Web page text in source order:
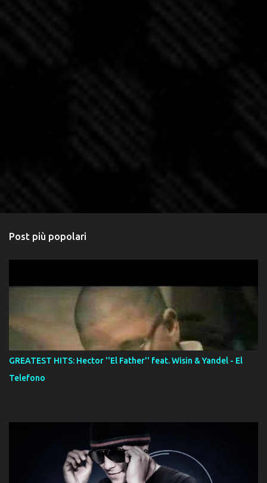
Post più popolari
GREATEST HITS: Hector ''El Father'' feat. Wisin & Yandel - El
Telefono